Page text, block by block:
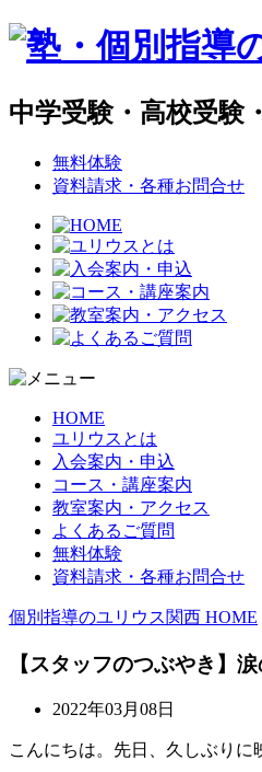
中学受験・高校受験
無料体験
資料請求・各種お問合せ
HOME
ユリウスとは
入会案内・申込
コース・講座案内
教室案内・アクセス
よくあるご質問
無料体験
資料請求・各種お問合せ
個別指導のユリウス関西 HOME
【スタッフのつぶやき】涙
2022年03月08日
こんにちは。先日、久しぶりに